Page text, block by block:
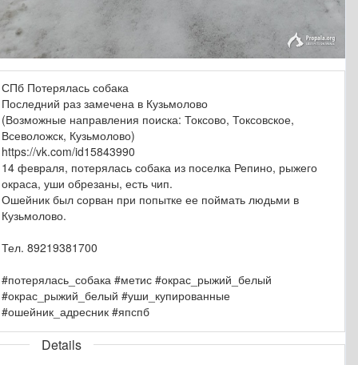
СПб Потерялась собака
Последний раз замечена в Кузьмолово
(Возможные направления поиска: Токсово, Токсовское,
Всеволожск, Кузьмолово)
https://vk.com/id15843990
14 февраля, потерялась собака из поселка Репино, рыжего
окраса, уши обрезаны, есть чип.
Ошейник был сорван при попытке ее поймать людьми в
Кузьмолово.
Тел. 89219381700
#потерялась_собака #метис #окрас_рыжий_белый
#окрас_рыжий_белый #уши_купированные
#ошейник_адресник #япспб
Details